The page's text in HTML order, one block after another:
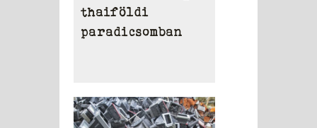
thaiföldi
paradicsomban